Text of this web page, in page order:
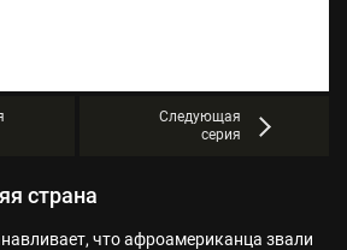
Следующая
серия
страна
что афроамериканца звали